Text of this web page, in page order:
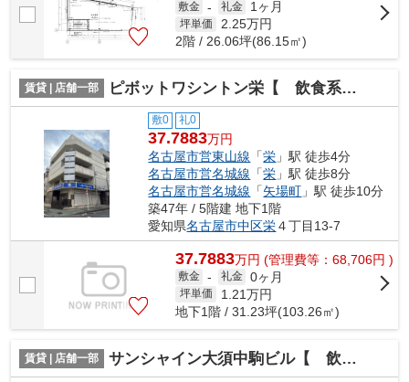
敷金 - 礼金 1ヶ月
坪単価 2.25万円
2階 / 26.06坪(86.15㎡)
賃貸 | 店舗一部 ピボットワシントン栄【 飲食系おすすめ 】
敷0 礼0
37.7883万円
名古屋市営東山線 「栄 」駅 徒歩4分
名古屋市営名城線 「栄 」駅 徒歩8分
名古屋市営名城線 「矢場町 」駅 徒歩10分
築47年 / 5階建 地下1階
愛知県名古屋市中区栄４丁目13-7
37.7883万円 (管理費等：68,706円 )
敷金 - 礼金 0ヶ月
坪単価 1.21万円
地下1階 / 31.23坪(103.26㎡)
賃貸 | 店舗一部 サンシャイン大須中駒ビル【 飲食系おすすめ 】